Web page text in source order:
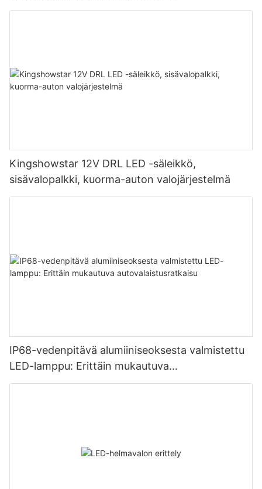
massahankintaan
Kingshowstar 12V DRL LED -säleikkö,
sisävalopalkki, kuorma-auton valojärjestelmä
IP68-vedenpitävä alumiiniseoksesta valmistettu
LED-lamppu: Erittäin mukautuva
autovalaistusratkaisu